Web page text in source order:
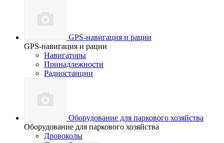
GPS-навигация и рации
GPS-навигация и рации
Навигаторы
Принадлежности
Радиостанции
Оборудование для паркового хозяйства
Оборудование для паркового хозяйства
Дровоколы